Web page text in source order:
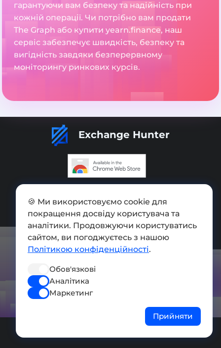
гарантуючи вам безпеку та надійність при
кожній операції. Чи потрібно вам продати
The Graph або купити yearn.finance, наш
сервіс забезпечує швидкість, безпеку та
вигідність завдяки безперервному
моніторингу ринкових курсів.
Exchange Hunter
Мапа сайту
Press kit
Умови використання
Політика конфіденційності
СОЦ. МЕРЕЖІ
🍪 Ми використовуємо cookie для
покращення досвіду користувача та
аналітики. Продовжуючи користуватись
сайтом, ви погоджуєтесь з нашою
Політикою конфіденційності.
Обов'язкові
Аналітика
Маркетинг
Прийняти